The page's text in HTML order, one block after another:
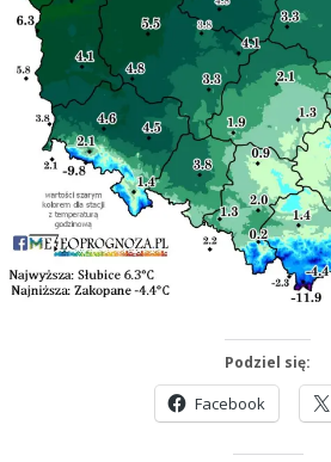
Podziel się:
Facebook